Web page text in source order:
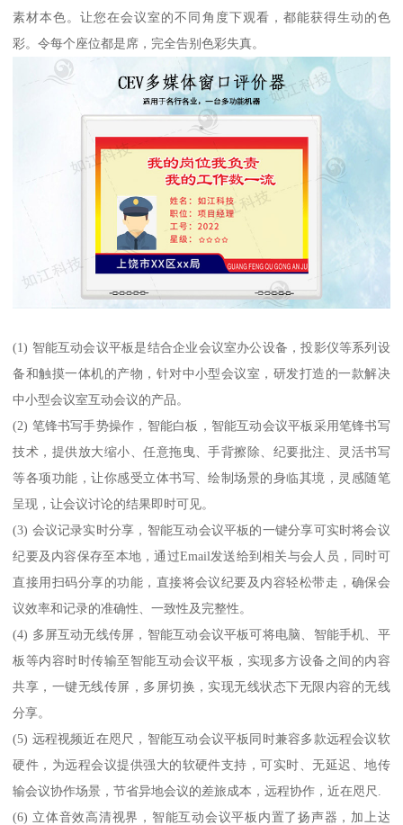
素材本色。让您在会议室的不同角度下观看，都能获得生动的色
彩。令每个座位都是席，完全告别色彩失真。
(1) 智能互动会议平板是结合企业会议室办公设备，投影仪等系列设
备和触摸一体机的产物，针对中小型会议室，研发打造的一款解决
中小型会议室互动会议的产品。
(2) 笔锋书写手势操作，智能白板，智能互动会议平板采用笔锋书写
技术，提供放大缩小、任意拖曳、手背擦除、纪要批注、灵活书写
等各项功能，让你感受立体书写、绘制场景的身临其境，灵感随笔
呈现，让会议讨论的结果即时可见。
(3) 会议记录实时分享，智能互动会议平板的一键分享可实时将会议
纪要及内容保存至本地，通过Email发送给到相关与会人员，同时可
直接用扫码分享的功能，直接将会议纪要及内容轻松带走，确保会
议效率和记录的准确性、一致性及完整性。
(4) 多屏互动无线传屏，智能互动会议平板可将电脑、智能手机、平
板等内容时时传输至智能互动会议平板，实现多方设备之间的内容
共享，一键无线传屏，多屏切换，实现无线状态下无限内容的无线
分享。
(5) 远程视频近在咫尺，智能互动会议平板同时兼容多款远程会议软
硬件，为远程会议提供强大的软硬件支持，可实时、无延迟、地传
输会议协作场景，节省异地会议的差旅成本，远程协作，近在咫尺.
(6) 立体音效高清视界，智能互动会议平板内置了扬声器，加上达